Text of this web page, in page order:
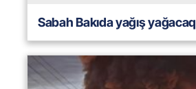
Sabah Bakıda yağış yağacaq